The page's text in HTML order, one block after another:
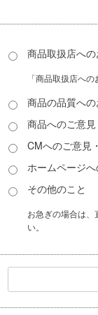
商品取扱店への
「商品取扱店へ
商品の品質への
商品へのご意見
CMへのご意見
ホームページへ
その他のこと
お急ぎの場合は
い。